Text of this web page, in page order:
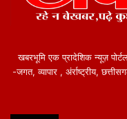
खबरभूमि एक प्रादेशिक न्यूज़
-जगत, व्यापार , अंर्राष्ट्रीय,